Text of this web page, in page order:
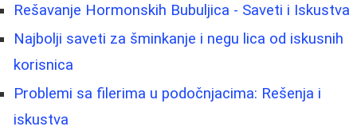
Rešavanje Hormonskih Bubuljica - Saveti i Iskustva
Najbolji saveti za šminkanje i negu lica od iskusnih
korisnica
Problemi sa filerima u podočnjacima: Rešenja i
iskustva